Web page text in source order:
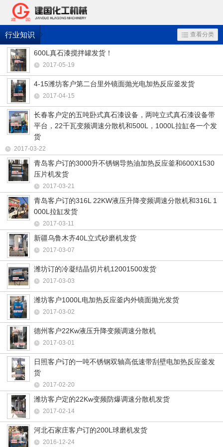
行业知识 查看分类
600L真石漆搅拌罐发货！
2017-05-19
4-15潍坊客户第二台里外镜面抛光电加热反应釜发货
2017-04-15
长春客户定的五吨卧式真石漆设备，两吨立式真石漆设备带
平台，22千瓦变频调速分散机和500L，1000L拉缸各一个发
货
2017-03-22
青岛客户订的3000升不锈钢导热油加热反应釜和600️X1530
压片机发货
2017-03-21
青岛客户订的316L 22KW液压升降变频调速分散机和316L 1
000L拉缸发货
2017-03-11
新疆乌鲁木齐40L立式砂磨机发货
2017-03-07
潍坊订的冷凝结晶切片机12001500发货
2017-03-03
潍坊客户1000L电加热反应釜内外镜面抛光发货
2017-03-02
德州客户22Kw液压升降变频调速分散机
2017-03-01
日照客户订的一吨不锈钢双轴高低速带刮壁电加热反应釜发
货
2017-02-20
潍坊客户定的22Kw变频防爆调速分散机发货
2017-02-14
河北石家庄客户订的200L球磨机发货
2016-12-24